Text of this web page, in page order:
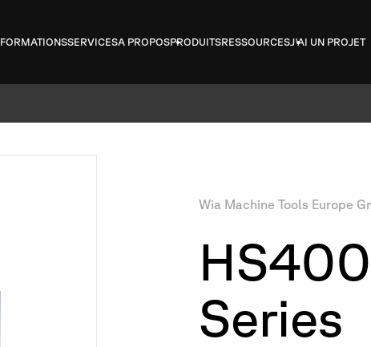
FORMATIONSSERVICESA PROPOSPRODUITSRESSOURCESJ'AI UN PROJET
Wia Machine Tools Europe
Series